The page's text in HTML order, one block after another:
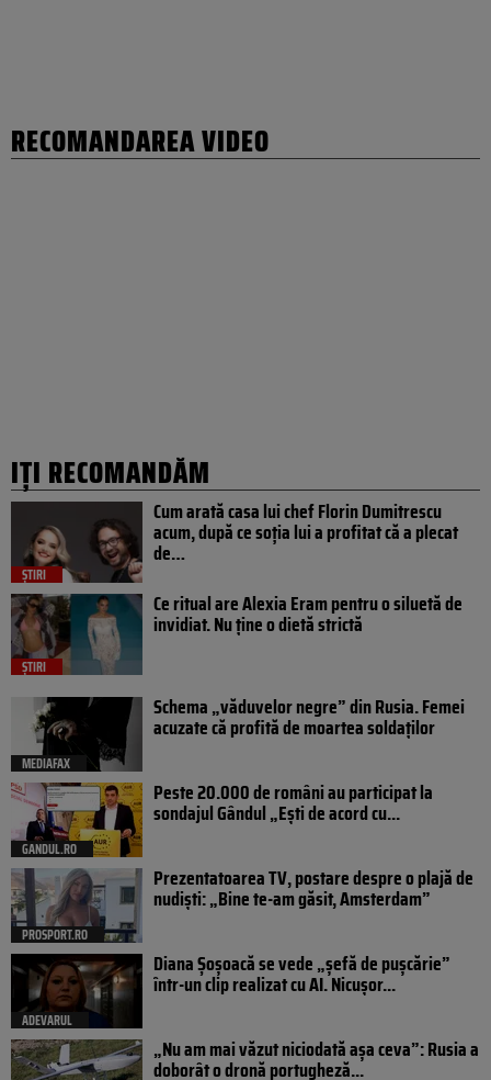
RECOMANDAREA VIDEO
IȚI RECOMANDĂM
ȘTIRI
Cum arată casa lui chef Florin Dumitrescu
acum, după ce soția lui a profitat că a plecat
de…
ȘTIRI
Ce ritual are Alexia Eram pentru o siluetă de
invidiat. Nu ține o dietă strictă
MEDIAFAX
Schema „văduvelor negre” din Rusia. Femei
acuzate că profită de moartea soldaților
GANDUL.RO
Peste 20.000 de români au participat la
sondajul Gândul „Ești de acord cu...
PROSPORT.RO
Prezentatoarea TV, postare despre o plajă de
nudiști: „Bine te-am găsit, Amsterdam”
ADEVARUL
Diana Șoșoacă se vede „șefă de pușcărie”
într-un clip realizat cu AI. Nicușor...
„Nu am mai văzut niciodată așa ceva”: Rusia a
doborât o dronă portugheză...